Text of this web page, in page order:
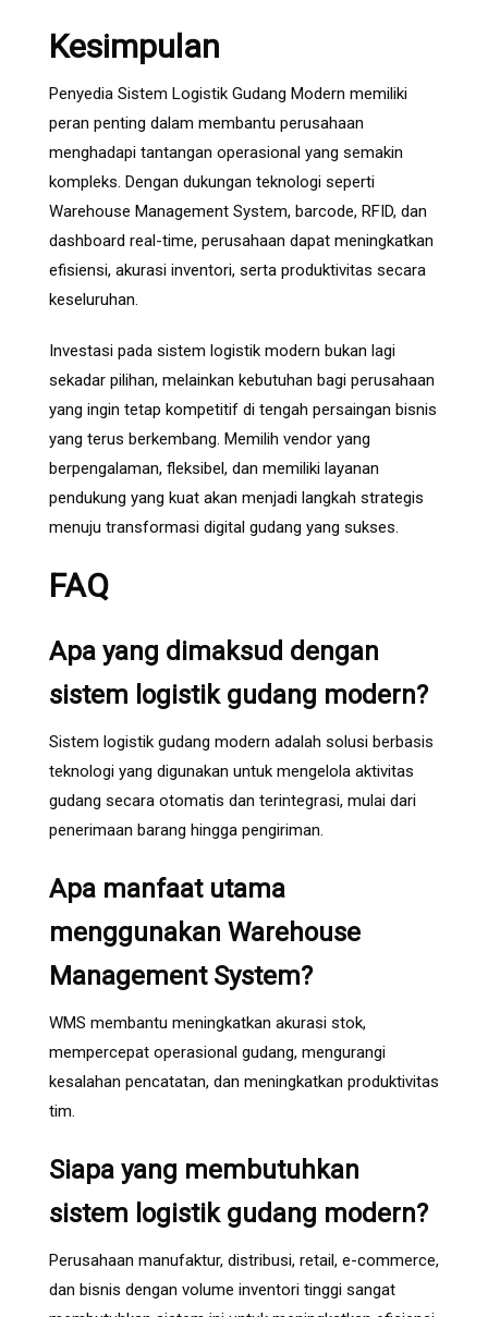
Kesimpulan
Penyedia Sistem Logistik Gudang Modern memiliki
peran penting dalam membantu perusahaan
menghadapi tantangan operasional yang semakin
kompleks. Dengan dukungan teknologi seperti
Warehouse Management System, barcode, RFID, dan
dashboard real-time, perusahaan dapat meningkatkan
efisiensi, akurasi inventori, serta produktivitas secara
keseluruhan.
Investasi pada sistem logistik modern bukan lagi
sekadar pilihan, melainkan kebutuhan bagi perusahaan
yang ingin tetap kompetitif di tengah persaingan bisnis
yang terus berkembang. Memilih vendor yang
berpengalaman, fleksibel, dan memiliki layanan
pendukung yang kuat akan menjadi langkah strategis
menuju transformasi digital gudang yang sukses.
FAQ
Apa yang dimaksud dengan
sistem logistik gudang modern?
Sistem logistik gudang modern adalah solusi berbasis
teknologi yang digunakan untuk mengelola aktivitas
gudang secara otomatis dan terintegrasi, mulai dari
penerimaan barang hingga pengiriman.
Apa manfaat utama
menggunakan Warehouse
Management System?
WMS membantu meningkatkan akurasi stok,
mempercepat operasional gudang, mengurangi
kesalahan pencatatan, dan meningkatkan produktivitas
tim.
Siapa yang membutuhkan
sistem logistik gudang modern?
Perusahaan manufaktur, distribusi, retail, e-commerce,
dan bisnis dengan volume inventori tinggi sangat